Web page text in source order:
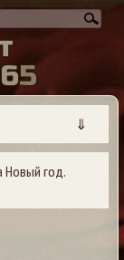
65
⇓
Новый год.